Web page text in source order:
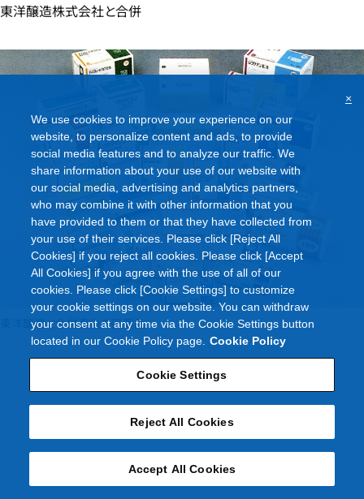
東洋醸造株式会社と合併​
東洋醸造と合併直後の医薬品
We use cookies to improve your experience on our
website, to personalize content and ads, to provide
social media features and to analyze our traffic. We
share information about your use of our website with
our social media, advertising and analytics partners,
who may combine it with other information that you
have provided to them or that they have collected from
your use of their services. Please click [Reject All
Cookies] if you reject all cookies. Please click [Accept
All Cookies] if you agree with the use of all of our
cookies. Please click [Cookie Settings] to customize
your cookie settings on our website. You can withdraw
your consent at any time via the Cookie Settings button
located in our Cookie Policy page. Cookie Policy
Cookie Settings
Reject All Cookies
Accept All Cookies
×